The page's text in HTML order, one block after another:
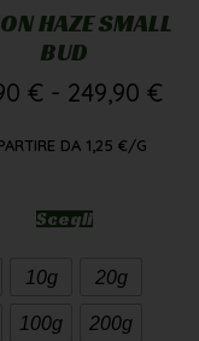
HAZE SMALL
BUD
€ - 249,90 €
DA 1,25 €/G
Scegli
10g 20g
100g 200g